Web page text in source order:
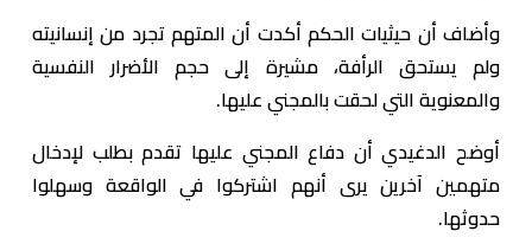
وأضاف أن حيثيات الحكم أكدت أن المتهم تجرد من إنسانيته
ولم يستحق الرأفة، مشيرة إلى حجم الأضرار النفسية
والمعنوية التي لحقت بالمجني عليها.
أوضح الدغيدي أن دفاع المجني عليها تقدم بطلب لإدخال
متهمين آخرين يرى أنهم اشتركوا في الواقعة وسهلوا
حدوثها.